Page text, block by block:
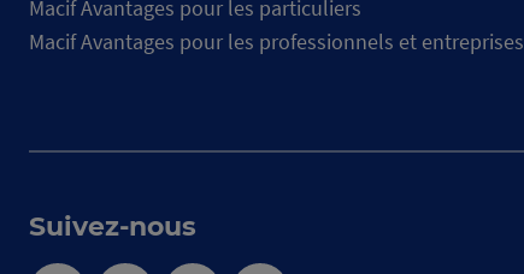
Macif Avantages pour les particuliers
Macif Avantages pour les professionnels et entreprises
Suivez-nous